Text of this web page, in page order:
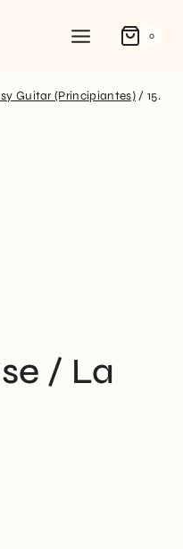
0
Guitar (Principiantes) / 15.
/ La